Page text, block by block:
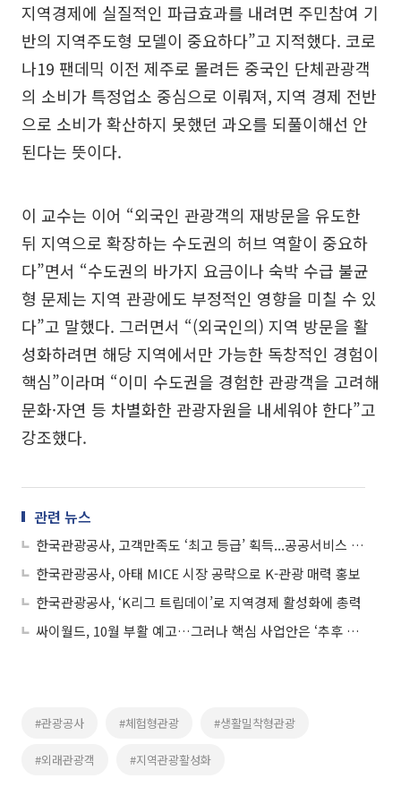
지역경제에 실질적인 파급효과를 내려면 주민참여 기
반의 지역주도형 모델이 중요하다”고 지적했다. 코로
나19 팬데믹 이전 제주로 몰려든 중국인 단체관광객
의 소비가 특정업소 중심으로 이뤄져, 지역 경제 전반
으로 소비가 확산하지 못했던 과오를 되풀이해선 안
된다는 뜻이다.
이 교수는 이어 “외국인 관광객의 재방문을 유도한
뒤 지역으로 확장하는 수도권의 허브 역할이 중요하
다”면서 “수도권의 바가지 요금이나 숙박 수급 불균
형 문제는 지역 관광에도 부정적인 영향을 미칠 수 있
다”고 말했다. 그러면서 “(외국인의) 지역 방문을 활
성화하려면 해당 지역에서만 가능한 독창적인 경험이
핵심”이라며 “이미 수도권을 경험한 관광객을 고려해
문화·자연 등 차별화한 관광자원을 내세워야 한다”고
강조했다.
관련 뉴스
한국관광공사, 고객만족도 ‘최고 등급’ 획득...공공서비스 경쟁력 입증
한국관광공사, 아태 MICE 시장 공략으로 K-관광 매력 홍보
한국관광공사, ‘K리그 트립데이’로 지역경제 활성화에 총력
싸이월드, 10월 부활 예고…그러나 핵심 사업안은 ‘추후 공개’
#관광공사 #체험형관광 #생활밀착형관광
#외래관광객 #지역관광활성화